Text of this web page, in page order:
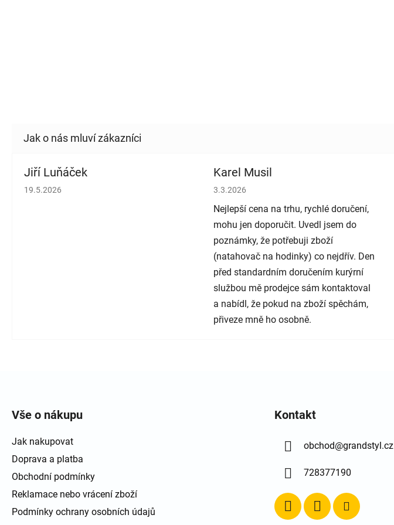
Jiří Luňáček
Hodnocení obchodu je 5 z 5 hvězdiček.
19.5.2026
Karel Musil
Hodnocení obchodu je 5 z 5 hvězdiček.
3.3.2026
Nejlepší cena na trhu, rychlé doručení,
mohu jen doporučit. Uvedl jsem do
poznámky, že potřebuji zboží
(natahovač na hodinky) co nejdřív. Den
před standardním doručením kurýrní
službou mě prodejce sám kontaktoval
a nabídl, že pokud na zboží spěchám,
přiveze mně ho osobně.
Vše o nákupu
Jak nakupovat
Doprava a platba
Obchodní podmínky
Reklamace nebo vrácení zboží
Podmínky ochrany osobních údajů
Kontakt
obchod@grandstyl.cz
728377190